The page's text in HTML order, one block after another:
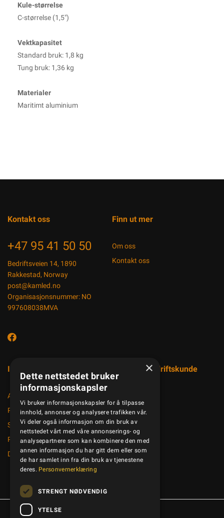
Kule-størrelse
C-størrelse (1,5")
Vektkapasitet
Standard bruk: 1,8 kg
Tung bruk: 1,36 kg
Materialer
Maritimt aluminium
Kontakt oss
+47 95 41 50 50
Bedriftsveien 14, 1890
Rakkestad, Norway
post@kamled.no
Organisasjonsnummer: NO
997608038MVA
Finn ut mer
Om oss
Kontakt oss
Informasjon
Aktuelt
Produktkatalog
Salgsbetingelser
Personvernerklæring
Dokumenter
Registrer bedriftskunde
×
Dette nettstedet bruker
informasjonskapsler
Vi bruker informasjonskapsler for å tilpasse
innhold, annonser og analysere trafikken vår.
Vi deler også informasjon om din bruk av
nettstedet vårt med våre annonserings- og
analysepartnere som kan kombinere den med
annen informasjon du har gitt dem eller som
de har samlet inn fra din bruk av tjenestene
deres. Personvernerklæring
STRENGT NØDVENDIG
YTELSE